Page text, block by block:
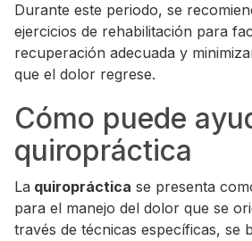
Durante este periodo, se
ejercicios de rehabilitación para
recuperación adecuada y
que el dolor regrese.
Cómo puede
quiropráctica
La quiropráctica se presenta
para el manejo del dolor que se
través de técnicas específicas, se